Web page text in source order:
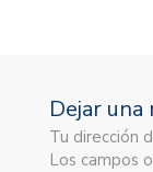
Dejar
Tu dirección
Los campos